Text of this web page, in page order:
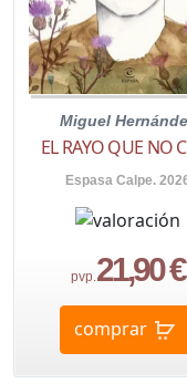
Miguel
EL RAYO QUE NO
Espasa Calpe.
pvp.21,90 €
comprar